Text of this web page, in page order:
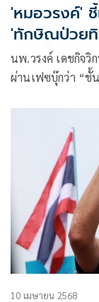
'หมอวรงค์'
'ทักษิณป่วยทิ
ยกฯอิ๊งค์
นพ.วรงค์ เดชกิจวิ
ผ่านเฟซบุ๊กว่า “ชั้น
10 เมษายน 2568